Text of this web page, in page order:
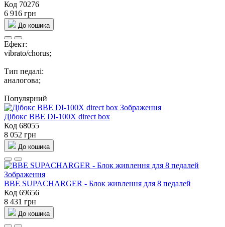
Код 70276
6 916 грн
До кошика
Ефект:
vibrato/chorus;
Тип педалі:
аналогова;
Популярний
Дібокс BBE DI-100X direct box
Код 68055
8 052 грн
До кошика
BBE SUPACHARGER - Блок живлення для 8 педалей
Код 69656
8 431 грн
До кошика